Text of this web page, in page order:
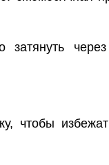
затянуть
чтобы